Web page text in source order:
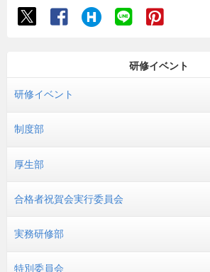
研修イベント
研修イベント
制度部
厚生部
合格者祝賀会実行委員会
実務研修部
特別委員会